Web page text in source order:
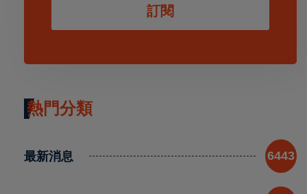
訂閱
熱門分類
最新消息 6443